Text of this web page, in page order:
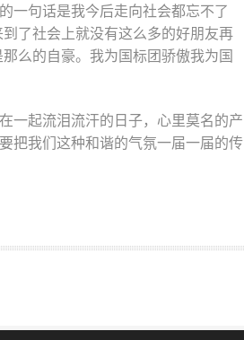
一句话是我今后走向社会都忘不了
了社会上就没有这么多的好朋友再
么的自豪。我为国标团骄傲我为国
一起流泪流汗的日子，心里莫名的产
把我们这种和谐的气氛一届一届的传